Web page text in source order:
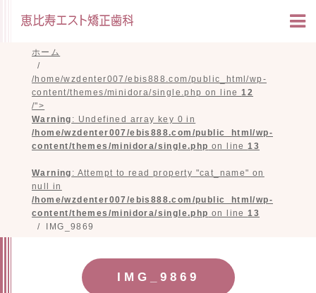
ホーム
/home/wzdenter007/ebis888.com/public_html/wp-
content/themes/minidora/single.php on line12
/">
Warning : Undefined array key 0 in
/home/wzdenter007/ebis888.com/public_html/wp-
content/themes/minidora/single.php on line13
Warning : Attempt to read property "cat_name" on
null in
/home/wzdenter007/ebis888.com/public_html/wp-
content/themes/minidora/single.php on line13
IMG_9869
IMG_9869